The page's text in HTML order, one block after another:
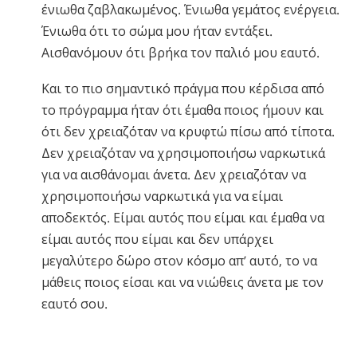
ένιωθα ζαβλακωμένος. Ένιωθα γεμάτος ενέργεια.
Ένιωθα ότι το σώμα μου ήταν εντάξει.
Αισθανόμουν ότι βρήκα τον παλιό μου εαυτό.
Και το πιο σημαντικό πράγμα που κέρδισα από
το πρόγραμμα ήταν ότι έμαθα ποιος ήμουν και
ότι δεν χρειαζόταν να κρυφτώ πίσω από τίποτα.
Δεν χρειαζόταν να χρησιμοποιήσω ναρκωτικά
για να αισθάνομαι άνετα. Δεν χρειαζόταν να
χρησιμοποιήσω ναρκωτικά για να είμαι
αποδεκτός. Είμαι αυτός που είμαι και έμαθα να
είμαι αυτός που είμαι και δεν υπάρχει
μεγαλύτερο δώρο στον κόσμο απ’ αυτό, το να
μάθεις ποιος είσαι και να νιώθεις άνετα με τον
εαυτό σου.